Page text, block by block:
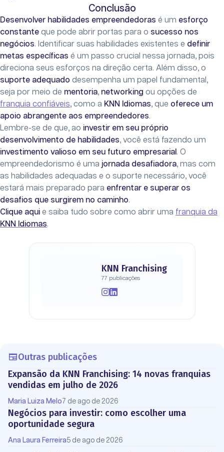
Conclusão
Desenvolver habilidades empreendedoras é um esforço
constante que pode abrir portas para o sucesso nos
negócios. Identificar suas habilidades existentes e definir
metas específicas é um passo crucial nessa jornada, pois
direciona seus esforços na direção certa. Além disso, o
suporte adequado desempenha um papel fundamental,
seja por meio de mentoria, networking ou opções de
franquia confiáveis, como a KNN Idiomas, que oferece um
apoio abrangente aos empreendedores.
Lembre-se de que, ao investir em seu próprio
desenvolvimento de habilidades, você está fazendo um
investimento valioso em seu futuro empresarial. O
empreendedorismo é uma jornada desafiadora, mas com
as habilidades adequadas e o suporte necessário, você
estará mais preparado para enfrentar e superar os
desafios que surgirem no caminho.
Clique aqui e saiba tudo sobre como abrir uma franquia da
KNN Idiomas.
KNN Franchising
77 publicações
Outras publicações
Expansão da KNN Franchising: 14 novas franquias
vendidas em julho de 2026
Maria Luiza Melo 7 de ago de 2026
Negócios para investir: como escolher uma
oportunidade segura
Ana Laura Ferreira5 de ago de 2026